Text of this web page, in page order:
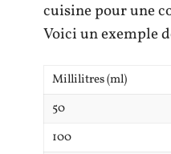
cuisine pour une
Voici un exemple
Millilitres (ml)
50
100